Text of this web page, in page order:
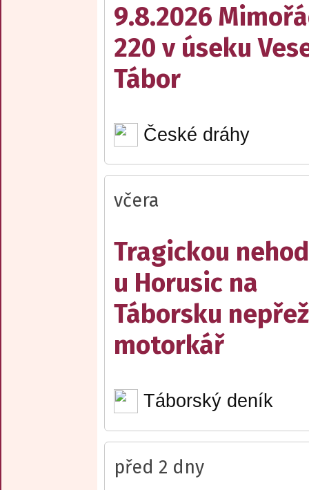
9.8.2026
220 v úseku
Tábor
České dráhy
včera
Tragickou
u Horusic na
Táborsku
motorkář
Táborský deník
před 2 dny